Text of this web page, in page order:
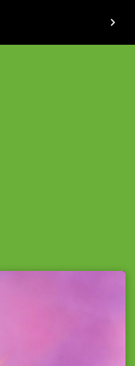
chevron_right